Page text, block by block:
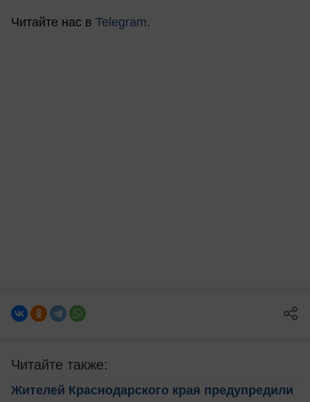
Читайте нас в Telegram.
Читайте также:
Жителей Краснодарского края предупредили